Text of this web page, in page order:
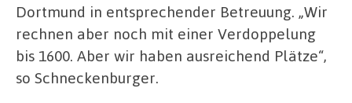
Dortmund in entsprechender Betreuung. „Wir
rechnen aber noch mit einer Verdoppelung
bis 1600. Aber wir haben ausreichend Plätze“,
so Schneckenburger.